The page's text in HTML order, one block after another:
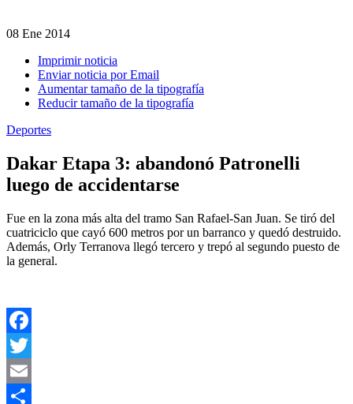
08 Ene 2014
Imprimir noticia
Enviar noticia por Email
Aumentar tamaño de la tipografía
Reducir tamaño de la tipografía
Deportes
Dakar Etapa 3: abandonó Patronelli
luego de accidentarse
Fue en la zona más alta del tramo San Rafael-San Juan. Se tiró del
cuatriciclo que cayó 600 metros por un barranco y quedó destruido.
Además, Orly Terranova llegó tercero y trepó al segundo puesto de
la general.
Facebook
Twitter
Email